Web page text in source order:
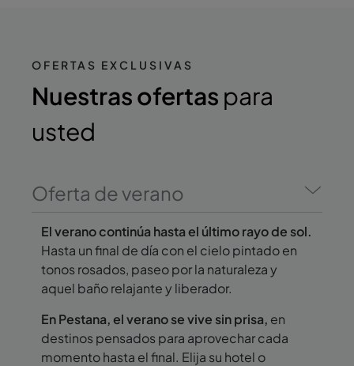
OFERTAS EXCLUSIVAS
Nuestras ofertas para
usted
Oferta de verano
El verano continúa hasta el último rayo de sol.
Hasta un final de día con el cielo pintado en
tonos rosados, paseo por la naturaleza y
aquel baño relajante y liberador.
En Pestana, el verano se vive sin prisa, en
destinos pensados para aprovechar cada
momento hasta el final. Elija su hotel o